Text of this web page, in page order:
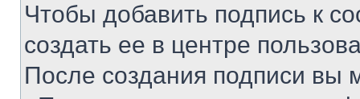
Чтобы добавить подпись к
создать ее в центре
После создания подписи вы